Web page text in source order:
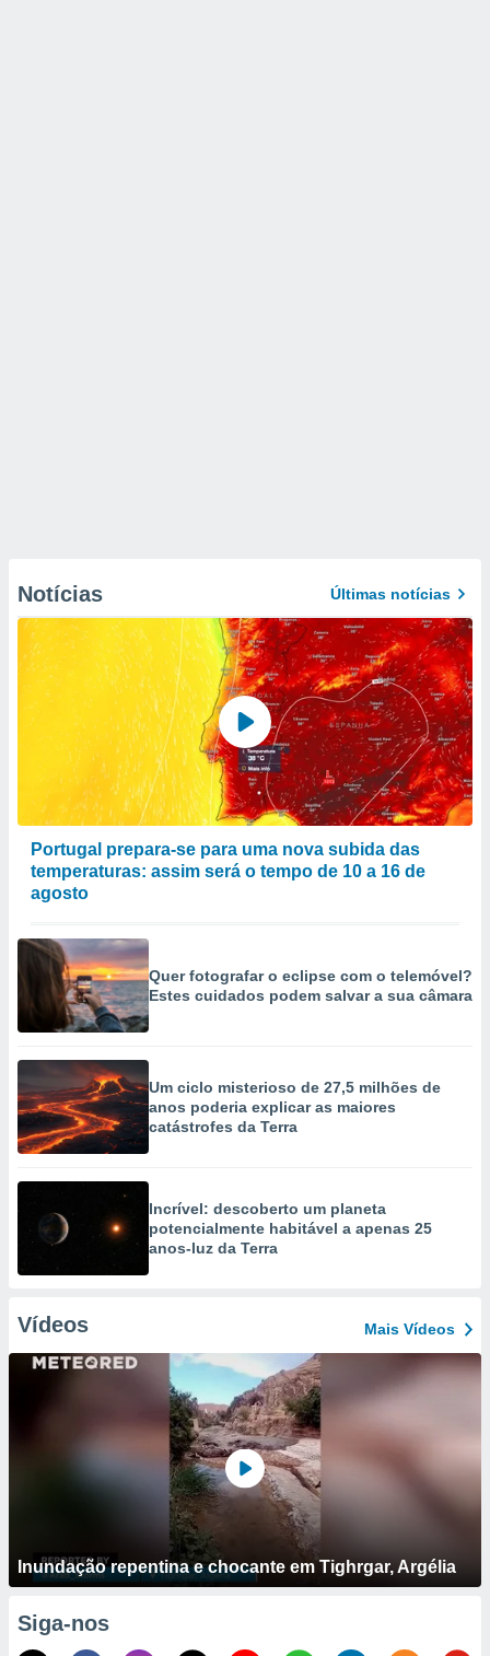
Notícias Últimas notícias
Portugal prepara-se para uma nova subida das
temperaturas: assim será o tempo de 10 a 16 de
agosto
Quer fotografar o eclipse com o telemóvel?
Estes cuidados podem salvar a sua câmara
Um ciclo misterioso de 27,5 milhões de
anos poderia explicar as maiores
catástrofes da Terra
Incrível: descoberto um planeta
potencialmente habitável a apenas 25
anos-luz da Terra
Vídeos Mais Vídeos
Inundação repentina e chocante em Tighrgar, Argélia
Siga-nos